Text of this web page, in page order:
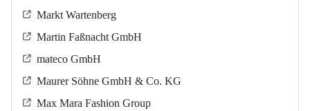
Markt Wartenberg
Martin Faßnacht GmbH
mateco GmbH
Maurer Söhne GmbH & Co. KG
Max Mara Fashion Group